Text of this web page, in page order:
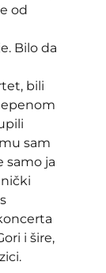
od
Bilo da
bili
sam
samo ja
i šire,